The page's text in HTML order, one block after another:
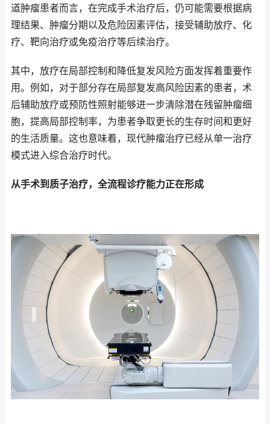
道肿瘤患者而言，在完成手术治疗后，仍可能需要根据病
理结果、肿瘤分期以及危险因素评估，接受辅助放疗、化
疗、靶向治疗或免疫治疗等后续治疗。
其中，放疗在局部控制和降低复发风险方面发挥着重要作
用。例如，对于部分存在局部复发高风险因素的患者，术
后辅助放疗或预防性照射能够进一步清除潜在残留肿瘤细
胞，提高局部控制率，为患者争取更长的生存时间和更好
的生活质量。这也意味着，现代肿瘤治疗已经从单一治疗
模式进入综合治疗时代。
从手术到质子治疗，全流程诊疗能力正在形成